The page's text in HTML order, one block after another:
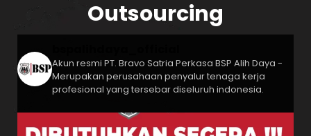
Outsourcing
Akun resmi PT. Bravo Satria Perkasa BSP Alih Daya -
Merupakan perusahaan penyalur tenaga kerja
profesional yang tersebar diseluruh indonesia.